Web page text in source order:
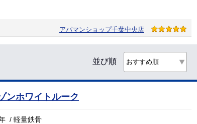
アパマンショップ千葉中央店
並び順
ンホワイトルーク
/軽量鉄骨